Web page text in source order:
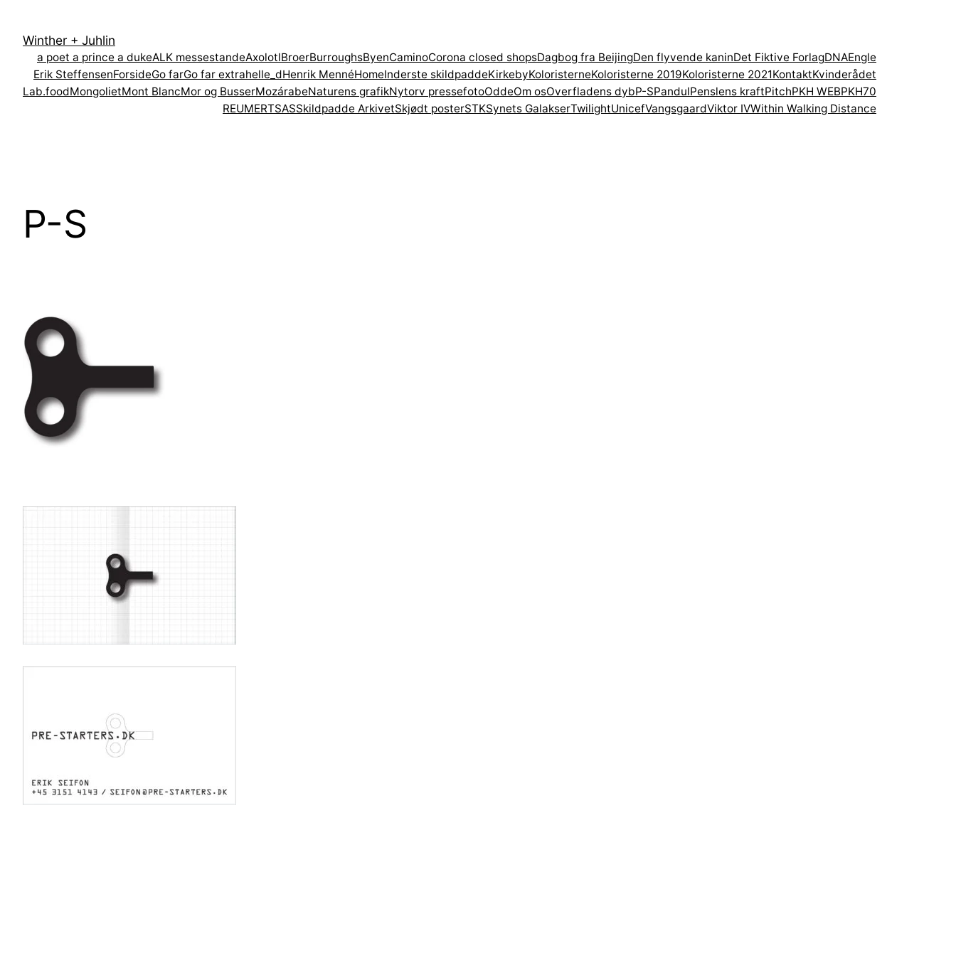
indholdWinther + Juhlin
a poet a prince a dukeALK messestandeAxolotlBroerBurroughsByenCaminoCorona closed shopsDagbog fra BeijingDen flyvende kaninDet Fiktive ForlagDNAEngle
Erik SteffensenForsideGo farGo far extrahelle_dHenrik MennéHomeInderste skildpaddeKirkebyKoloristerneKoloristerne 2019Koloristerne 2021KontaktKvinderådet
Lab.foodMongolietMont BlancMor og BusserMozárabeNaturens grafikNytorv pressefotoOddeOm osOverfladens dybP-SPandulPenslens kraftPitchPKH WEBPKH70
REUMERTSASSkildpadde ArkivetSkjødt posterSTKSynets GalakserTwilightUnicefVangsgaardViktor IVWithin Walking Distance
P-S